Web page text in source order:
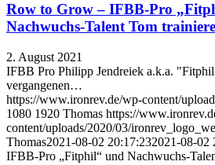
Row to Grow – IFBB-Pro
Nachwuchs-Talent Tom
2. August 2021
IFBB Pro Philipp Jendreiek a.k.a.
vergangenen…
https://www.ironrev.de/wp-content/
1080 1920 Thomas https://
content/uploads/2020/03/
Thomas2021-08-02 20:17:232021-08-02
IFBB-Pro „Fitphil“ und Nachwuchs-